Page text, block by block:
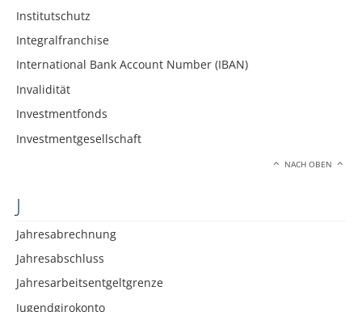
Institutschutz
Integralfranchise
International Bank Account Number (IBAN)
Invalidität
Investmentfonds
Investmentgesellschaft
NACH OBEN
J
Jahresabrechnung
Jahresabschluss
Jahresarbeitsentgeltgrenze
Jugendgirokonto